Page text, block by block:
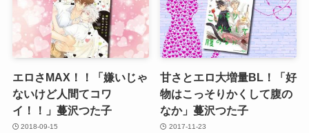
エロさMAX！！「嫌いじゃ
ないけど人間てコワ
イ！！」蔓沢つた子
2018-09-15
甘さとエロ大増量BL！「好
物はこっそりかくして腹の
なか」蔓沢つた子
2017-11-23